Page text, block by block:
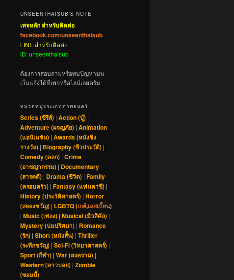
UNSEENTHAISUB’S NOTE
เพจหลัก สำหรับติดต่อ
facebook.com/unseenthaisub
LINE สำหรับติดต่อ
ID: unseenthaisub
ต้องการสอบถามหรือพบปัญหาบน
เว็บแจ้งได้ที่เพจหรือไลน์เลยครับ
หมวดหมู่ประเภทภาพยนตร์
Series (ซีรีส์) | Action (บู๊) |
Adventure (ผจญภัย) | Animation
(แอนิเมชัน) | Awards (หนังชิง
รางวัล) | Biography (ชีวประวัติ) |
Comedy (ตลก) | Crime
(อาชญากรรม) | Documentary
(สารคดี) | Drama (ชีวิต) | Family
(ครอบครัว) | Fantasy (แฟนตาซี) |
History (ประวัติศาสตร์) | Horror
(สยองขวัญ) | LGBTQ (เกย์,เลสเบี้ยน)
| Music (เพลง) | Musical (มิวสิคัล) |
Mystery (ปมปริศนา) | Romance
(รัก) | Short (หนังสั้น) | Thriller
(ระทึกขวัญ) | Sci-Fi (วิทยาศาสตร์) |
Sport (กีฬา) | War (สงคราม) |
Western (คาวบอย) | Zombie
(ซอมบี้)